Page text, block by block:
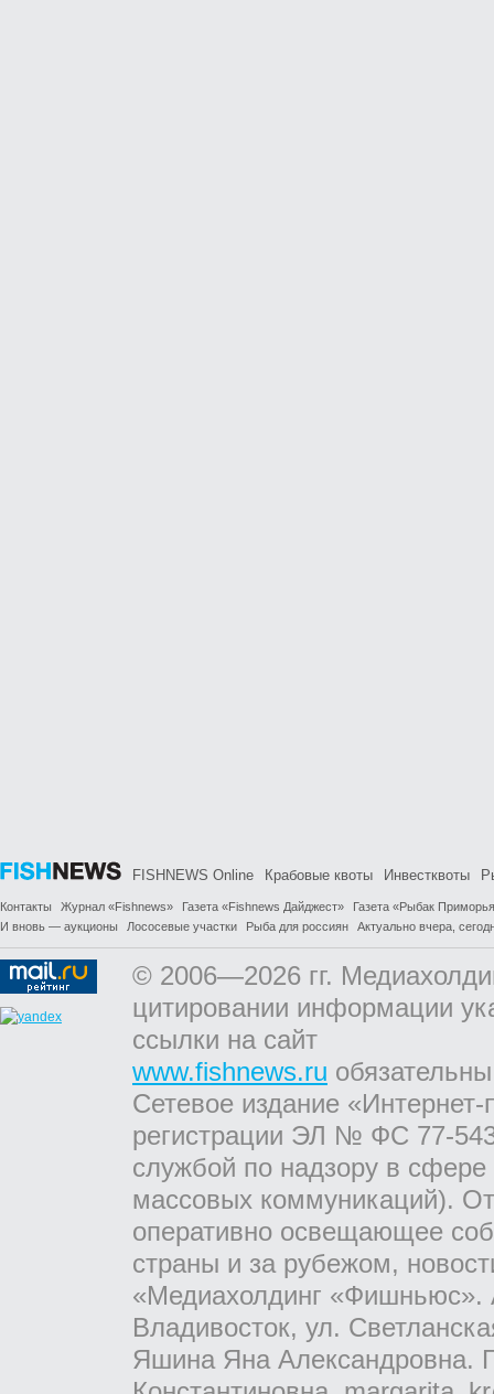
FISHNEWS Online Крабовые квоты Инвестквоты
Контакты Журнал «Fishnews» Газета «Fishnews Дайджест»
Газета «Рыбак
И вновь — аукционы
Лососевые участки Рыба для россиян Актуально вчера,
© 2006—2026 гг.
цитировании информации
ссылки на сайт
www.fishnews.ru
Сетевое издание
регистрации ЭЛ № ФС 77-
службой по надзору в
массовых коммуникаций).
оперативно освещающее
страны и за рубежом,
«Медиахолдинг «Фишньюс».
Владивосток, ул.
Яшина Яна Александровна.